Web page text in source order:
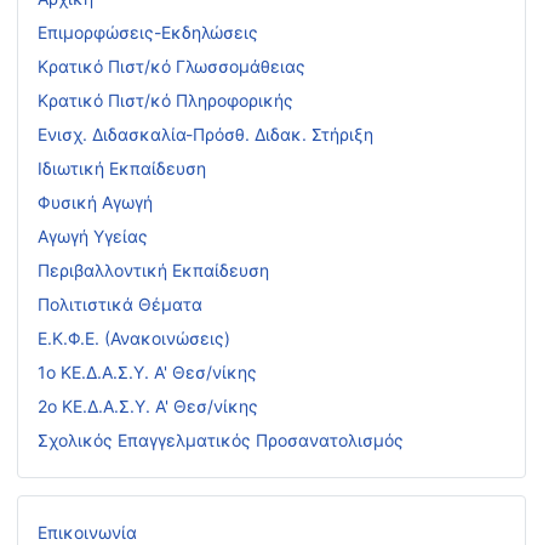
Επιμορφώσεις-Εκδηλώσεις
Κρατικό Πιστ/κό Γλωσσομάθειας
Κρατικό Πιστ/κό Πληροφορικής
Ενισχ. Διδασκαλία-Πρόσθ. Διδακ. Στήριξη
Ιδιωτική Εκπαίδευση
Φυσική Αγωγή
Αγωγή Υγείας
Περιβαλλοντική Εκπαίδευση
Πολιτιστικά Θέματα
Ε.Κ.Φ.Ε. (Ανακοινώσεις)
1ο ΚΕ.Δ.Α.Σ.Υ. Α' Θεσ/νίκης
2ο ΚΕ.Δ.Α.Σ.Υ. Α' Θεσ/νίκης
Σχολικός Επαγγελματικός Προσανατολισμός
Επικοινωνία